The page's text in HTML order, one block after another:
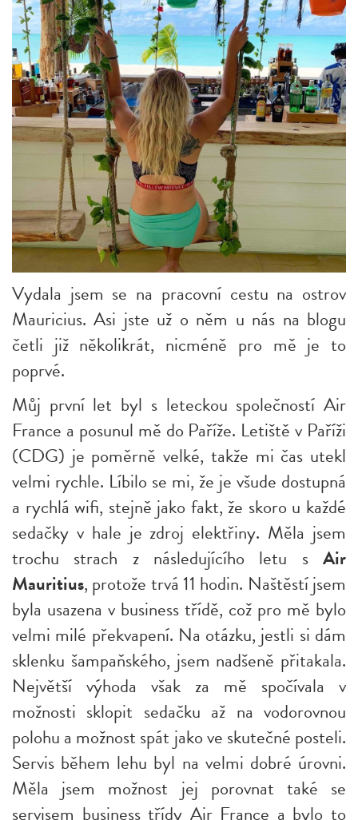
Vydala jsem se na pracovní cestu na ostrov
Mauricius. Asi jste už o něm u nás na blogu
četli již několikrát, nicméně pro mě je to
poprvé.
Můj první let byl s leteckou společností Air
France a posunul mě do Paříže. Letiště v Paříži
(CDG) je poměrně velké, takže mi čas utekl
velmi rychle. Líbilo se mi, že je všude dostupná
a rychlá wifi, stejně jako fakt, že skoro u každé
sedačky v hale je zdroj elektřiny. Měla jsem
trochu strach z následujícího letu s Air
Mauritius, protože trvá 11 hodin. Naštěstí jsem
byla usazena v business třídě, což pro mě bylo
velmi milé překvapení. Na otázku, jestli si dám
sklenku šampaňského, jsem nadšeně přitakala.
Největší výhoda však za mě spočívala v
možnosti sklopit sedačku až na vodorovnou
polohu a možnost spát jako ve skutečné posteli.
Servis během lehu byl na velmi dobré úrovni.
Měla jsem možnost jej porovnat také se
servisem business třídy Air France a bylo to